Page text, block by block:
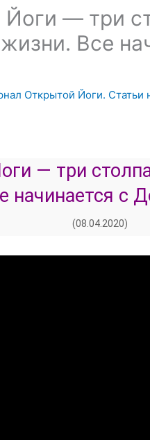
Йоги — три
Все
Открытой Йоги. Статьи
— три
начинается с
(08.04.2020)